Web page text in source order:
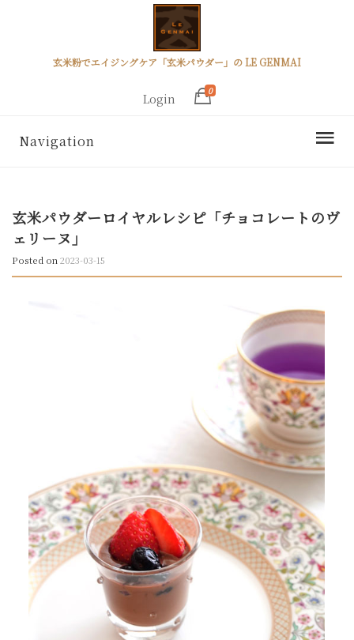
玄米粉でエイジングケア「玄米パウダー」の LE GENMAI
Login
0
Navigation
玄米パウダーロイヤルレシピ「チョコレートのヴ
ェリーヌ」
Posted on2023-03-15